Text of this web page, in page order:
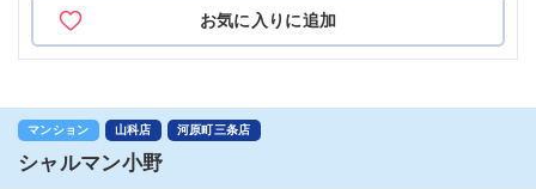
お気に入りに追加
マンション 山科店 河原町三条店
シャルマン小野